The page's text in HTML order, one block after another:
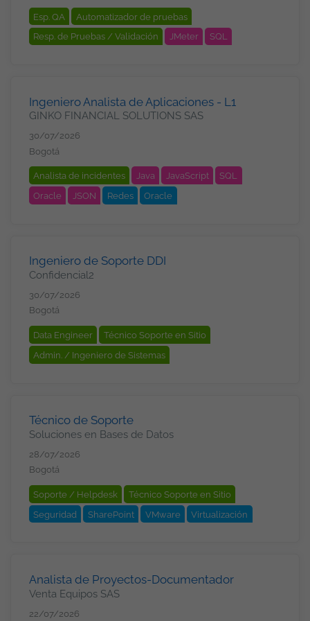
Andrés, Providencia y Santa
Catalina, Bogotá
Esp. QA
Automatizador de pruebas
Resp. de Pruebas / Validación
JMeter
SQL
Ingeniero Analista de Aplicaciones - L1
GINKO FINANCIAL SOLUTIONS SAS
30/07/2026
Bogotá
Analista de incidentes Java JavaScript
SQL
Oracle
JSON Redes Oracle
Ingeniero de Soporte DDI
Confidencial2
30/07/2026
Bogotá
Data Engineer
Técnico Soporte en Sitio
Admin. / Ingeniero de Sistemas
VPN
WAN / LAN Seguridad
Windows Server
Técnico de Soporte
Soluciones en Bases de Datos
28/07/2026
Bogotá
Soporte / Helpdesk
Técnico Soporte en Sitio
Seguridad
SharePoint VMware Virtualización
Analista de Proyectos-Documentador
Venta Equipos SAS
22/07/2026